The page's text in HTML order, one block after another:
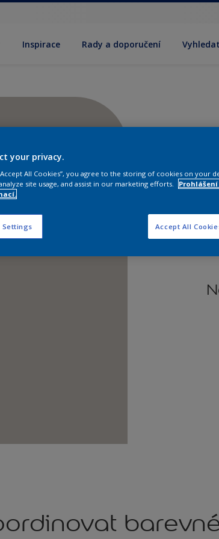
Inspirace Rady a doporučení
your privacy.
All Cookies”, you agree to the storing of cookies on your
site usage, and assist in our marketing efforts.
Settings Accept All